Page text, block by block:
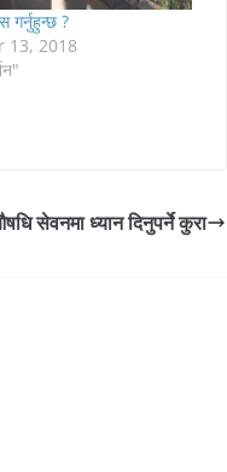
गर्नुहुन्छ ?
13, 2018
सेवनमा ध्यान दिनुपर्ने कुरा